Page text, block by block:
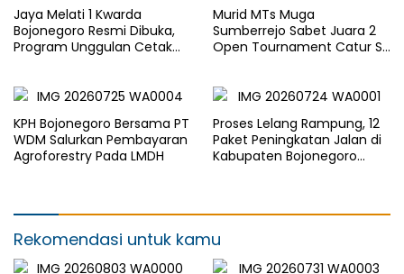
Jaya Melati 1 Kwarda
Bojonegoro Resmi Dibuka,
Program Unggulan Cetak
Murid MTs Muga
Sumberrejo Sabet Juara 2
Open Tournament Catur S-
KPH Bojonegoro Bersama PT
WDM Salurkan Pembayaran
Agroforestry Pada LMDH
Proses Lelang Rampung, 12
Paket Peningkatan Jalan di
Kabupaten Bojonegoro
Rekomendasi untuk kamu